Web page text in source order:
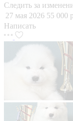
Следить за
27 мая 2026 55 000
Написать